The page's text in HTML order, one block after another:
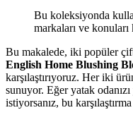
Bu koleksiyonda
markaları ve konuları
Bu makalede, iki popüler
English Home Blushing
karşılaştırıyoruz. Her iki
sunuyor. Eğer yatak
istiyorsanız, bu